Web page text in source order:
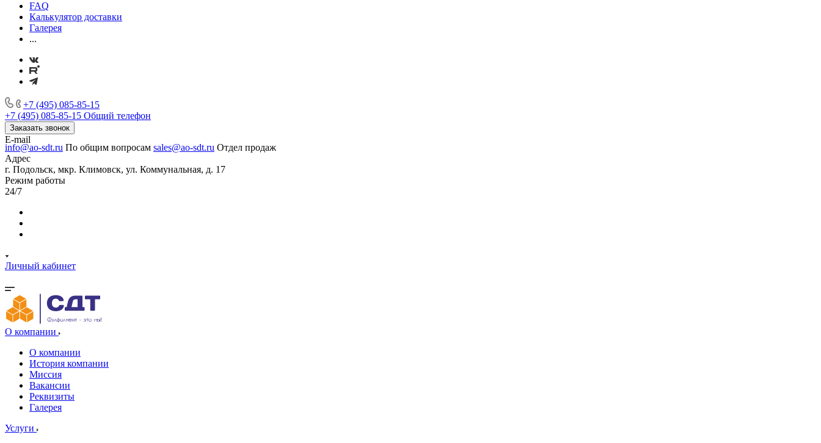
FAQ
Калькулятор доставки
Галерея
...
+7 (495) 085-85-15
+7 (495) 085-85-15 Общий телефон
Заказать звонок
E-mail
info@ao-sdt.ru По общим вопросам sales@ao-sdt.ru Отдел продаж
Адрес
г. Подольск, мкр. Климовск, ул. Коммунальная, д. 17
Режим работы
24/7
Личный кабинет
О компании
О компании
История компании
Миссия
Вакансии
Реквизиты
Галерея
Услуги